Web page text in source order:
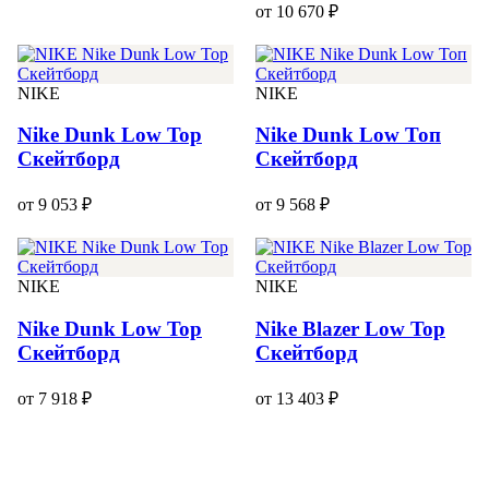
от 10 670 ₽
NIKE
Nike Dunk Low Top
Скейтборд
от 9 053 ₽
NIKE
Nike Dunk Low Топ
Скейтборд
от 9 568 ₽
NIKE
Nike Dunk Low Top
Скейтборд
от 7 918 ₽
NIKE
Nike Blazer Low Top
Скейтборд
от 13 403 ₽